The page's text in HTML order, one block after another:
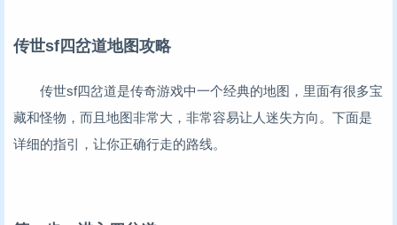
传世sf四岔道地图攻略
传世sf四岔道是传奇游戏中一个经典的地图，里面有很多宝
藏和怪物，而且地图非常大，非常容易让人迷失方向。下面是
详细的指引，让你正确行走的路线。